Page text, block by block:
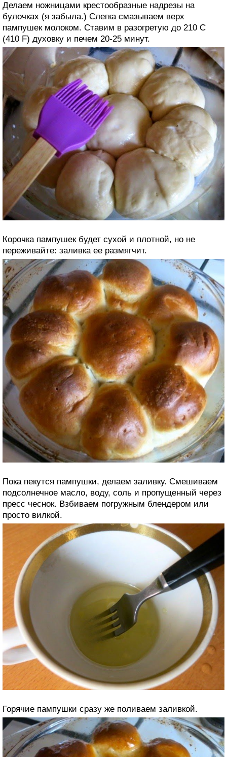
Делаем ножницами крестообразные надрезы на
булочках (я забыла.) Слегка смазываем верх
пампушек молоком. Ставим в разогретую до 210 С
(410 F) духовку и печем 20-25 минут.
Корочка пампушек будет сухой и плотной, но не
переживайте: заливка ее размягчит.
Пока пекутся пампушки, делаем заливку. Смешиваем
подсолнечное масло, воду, соль и пропущенный через
пресс чеснок. Взбиваем погружным блендером или
просто вилкой.
Горячие пампушки сразу же поливаем заливкой.